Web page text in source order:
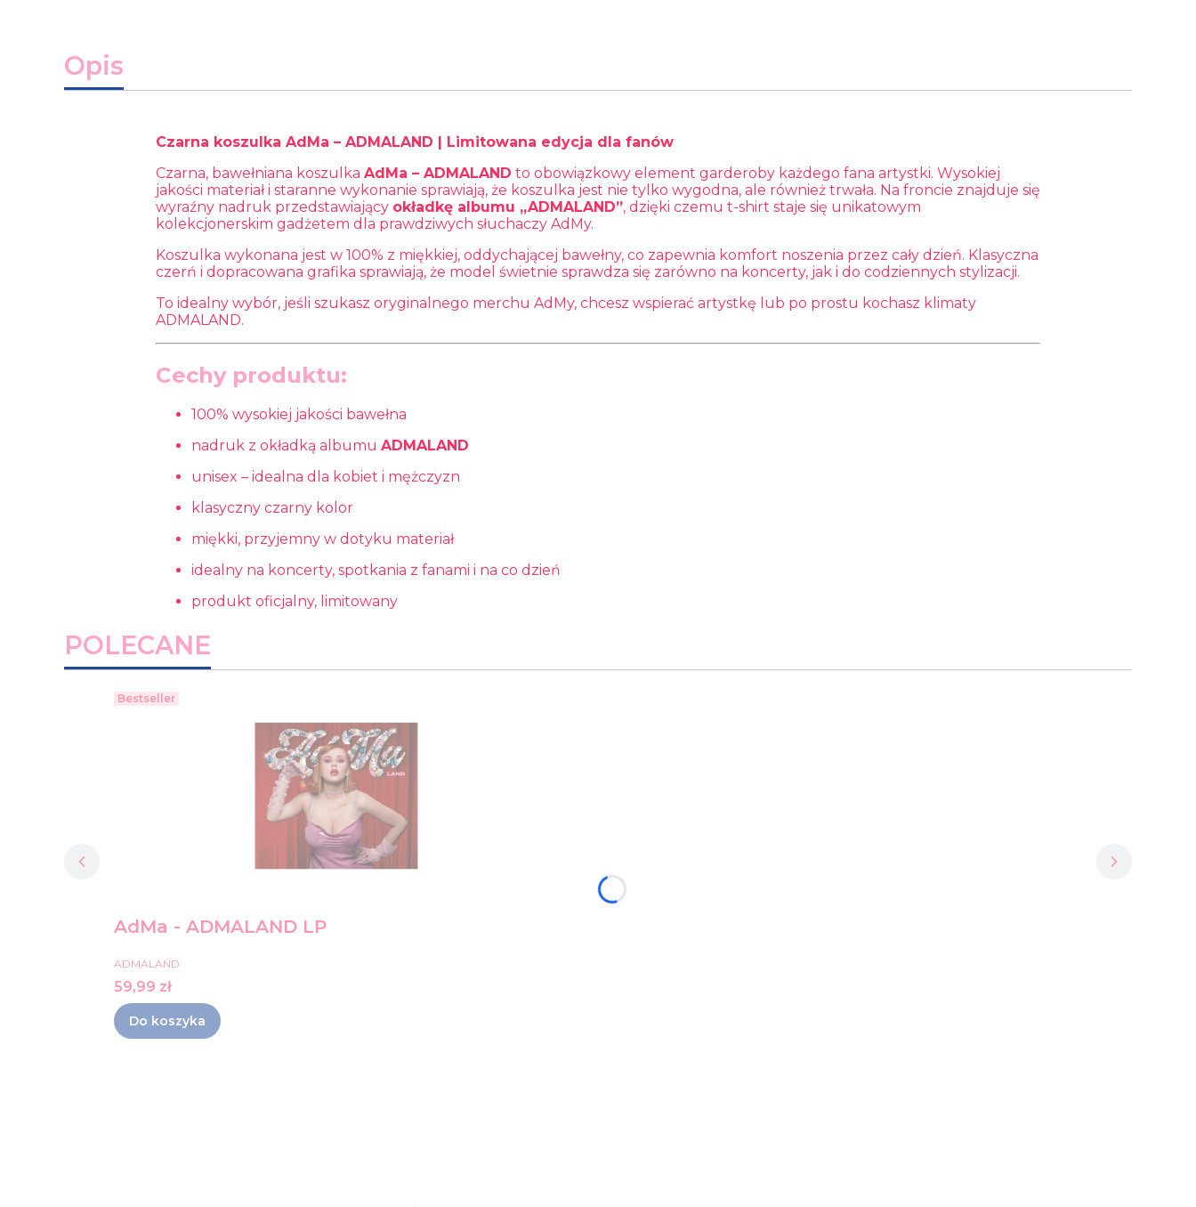
Opis
Czarna koszulka AdMa – ADMALAND | Limitowana edycja dla fanów
Czarna, bawełniana koszulka AdMa – ADMALAND to obowiązkowy element garderoby każdego fana artystki. Wysokiej
jakości materiał i staranne wykonanie sprawiają, że koszulka jest nie tylko wygodna, ale również trwała. Na froncie znajduje się
wyraźny nadruk przedstawiający okładkę albumu „ADMALAND”, dzięki czemu t-shirt staje się unikatowym
kolekcjonerskim gadżetem dla prawdziwych słuchaczy AdMy.
Koszulka wykonana jest w 100% z miękkiej, oddychającej bawełny, co zapewnia komfort noszenia przez cały dzień. Klasyczna
czerń i dopracowana grafika sprawiają, że model świetnie sprawdza się zarówno na koncerty, jak i do codziennych stylizacji.
To idealny wybór, jeśli szukasz oryginalnego merchu AdMy, chcesz wspierać artystkę lub po prostu kochasz klimaty
ADMALAND.
Cechy produktu:
100% wysokiej jakości bawełna
nadruk z okładką albumu ADMALAND
unisex – idealna dla kobiet i mężczyzn
klasyczny czarny kolor
miękki, przyjemny w dotyku materiał
idealny na koncerty, spotkania z fanami i na co dzień
produkt oficjalny, limitowany
POLECANE
Bestseller
AdMa - ADMALAND LP
PRODUCENT
ADMALAND
Cena
59,99 zł
Do koszyka